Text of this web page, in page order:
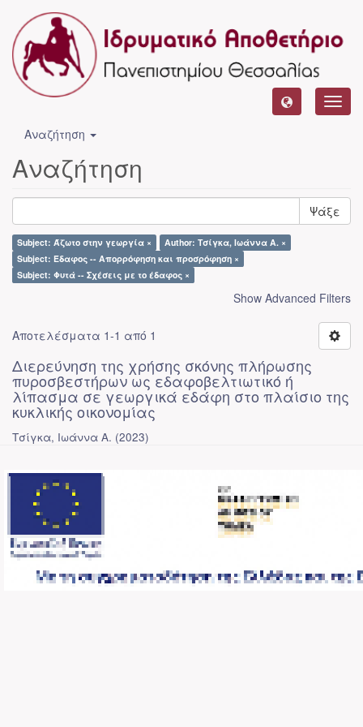
Αναζήτηση
Αναζήτηση
Ψάξε
Subject: Άζωτο στην γεωργία ×
Author: Τσίγκα, Ιωάννα Α. ×
Subject: Έδαφος -- Απορρόφηση και προσρόφηση ×
Subject: Φυτά -- Σχέσεις με το έδαφος ×
Show Advanced Filters
Αποτελέσματα 1-1 από 1
Διερεύνηση της χρήσης σκόνης πλήρωσης
πυροσβεστήρων ως εδαφοβελτιωτικό ή
λίπασμα σε γεωργικά εδάφη στο πλαίσιο της
κυκλικής οικονομίας
Τσίγκα, Ιωάννα Α. (2023)